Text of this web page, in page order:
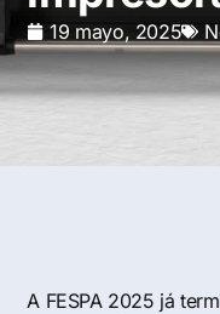
19 mayo, 2025
A FESPA 2025 já